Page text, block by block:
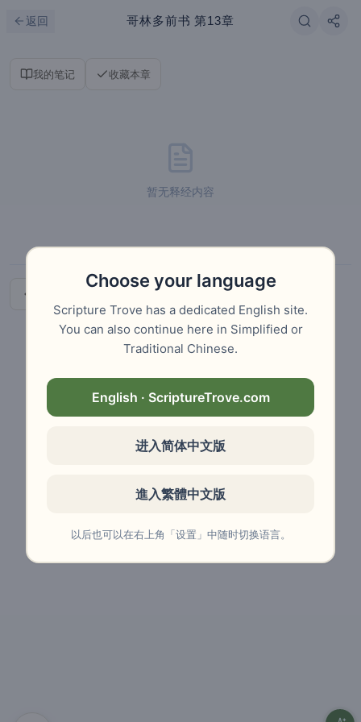
返回 哥林多前书 第13章
我的笔记 收藏本章
暂无释经内容
Choose your language
Scripture Trove has a dedicated English site.
You can also continue here in Simplified or
Traditional Chinese.
English · ScriptureTrove.com
进入简体中文版
進入繁體中文版
以后也可以在右上角「设置」中随时切换语言。